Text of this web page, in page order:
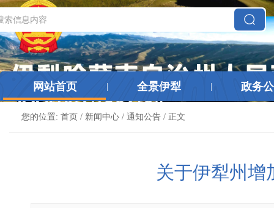
网站首页 全景伊犁 政务
您的位置: 首页 / 新闻中心 / 通知公告 / 正文
关于伊犁州增